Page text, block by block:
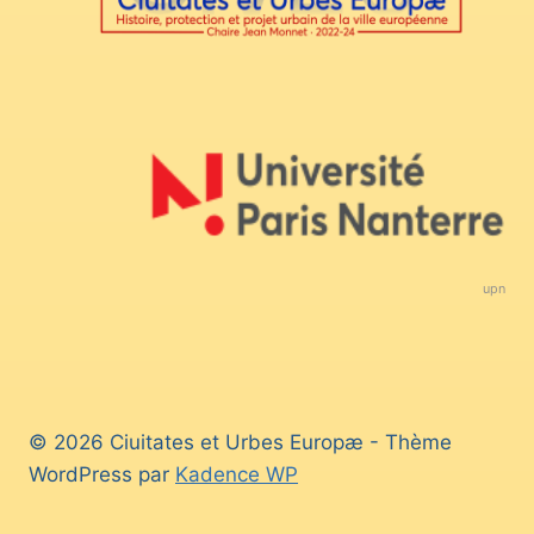
upn
© 2026 Ciuitates et Urbes Europæ - Thème
WordPress par Kadence WP